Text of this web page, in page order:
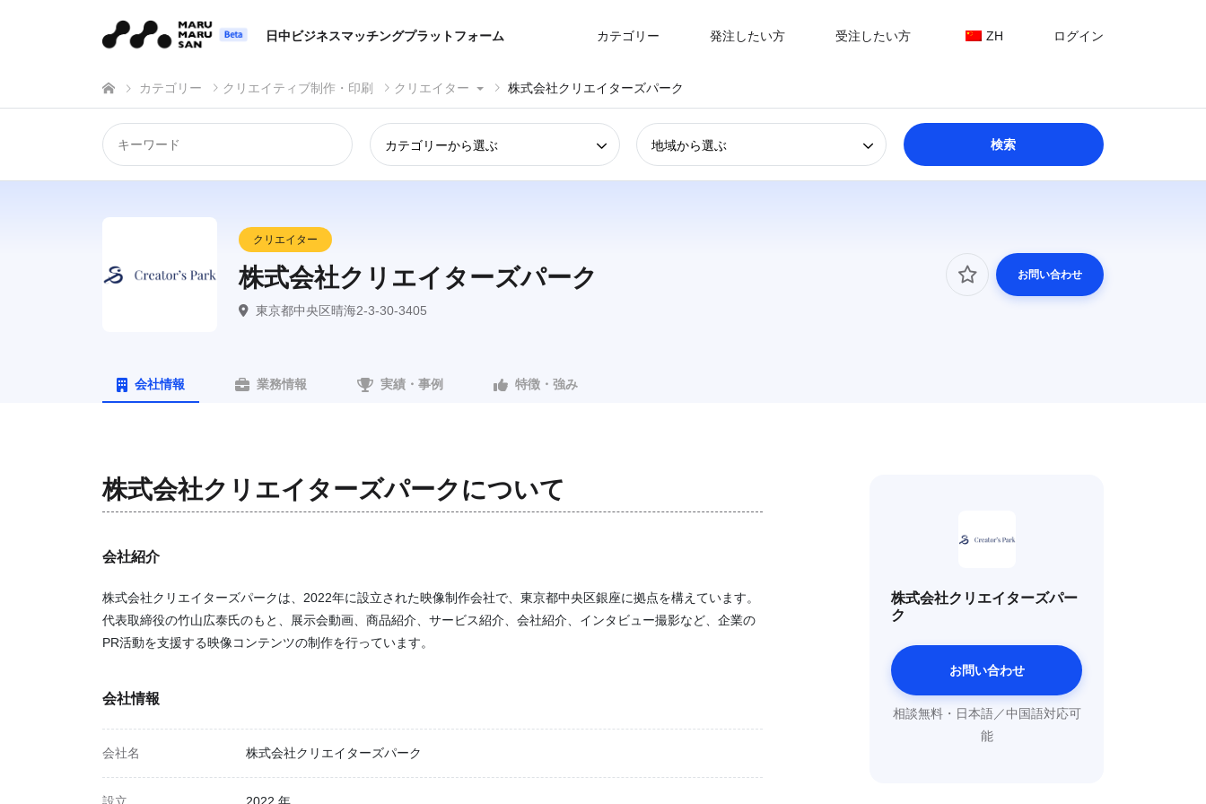
日中ビジネスマッチングプラットフォーム カテゴリー 発注したい方 受注したい方 ZH ログイン
カテゴリー クリエイティブ制作・印刷 クリエイター 株式会社クリエイターズパーク
カテゴリーから選ぶ 地域から選ぶ
クリエイター
株式会社クリエイターズパーク
東京都中央区晴海2-3-30-3405
お問い合わせ
会社情報 業務情報 実績・事例 特徴・強み
株式会社クリエイターズパークについて
会社紹介
株式会社クリエイターズパークは、2022年に設立された映像制作会社で、東京都中央区銀座に拠点を構えています。
代表取締役の竹山広泰氏のもと、展示会動画、商品紹介、サービス紹介、会社紹介、インタビュー撮影など、企業の
PR活動を支援する映像コンテンツの制作を行っています。
会社情報
会社名 株式会社クリエイターズパーク
株式会社クリエイターズパー
ク
お問い合わせ
相談無料・日本語／中国語対応可
能